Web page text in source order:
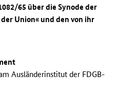
65 über die Synode der
Union« und den von ihr
Ausländerinstitut der FDGB-